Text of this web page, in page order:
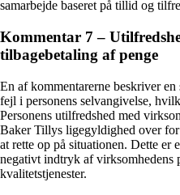
samarbejde baseret på tillid og
Kommentar 7 –
tilbagebetaling af penge
En af kommentarerne beskriver
fejl i personens selvangivelse,
Personens utilfredshed med
Baker Tillys ligegyldighed over
at rette op på situationen. Dette er
negativt indtryk af virksomhedens
kvalitetstjenester.